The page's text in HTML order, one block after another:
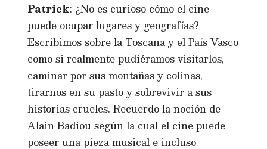
Patrick: ¿No es curioso cómo el cine
puede ocupar lugares y geografías?
Escribimos sobre la Toscana y el País Vasco
como si realmente pudiéramos visitarlos,
caminar por sus montañas y colinas,
tirarnos en su pasto y sobrevivir a sus
historias crueles. Recuerdo la noción de
Alain Badiou según la cual el cine puede
poseer una pieza musical e incluso